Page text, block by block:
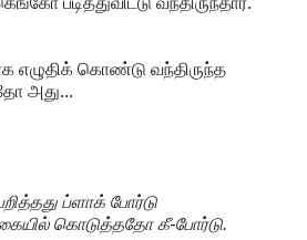
எழுதிக் கொண்டு வந்திருந்த
அது...
ப்ளாக் போர்டு
கொடுத்ததோ கீ-போர்டு.